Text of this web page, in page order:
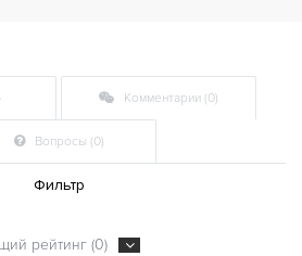
Комментарии (0)
Вопросы (0)
Фильтр
рейтинг (0)